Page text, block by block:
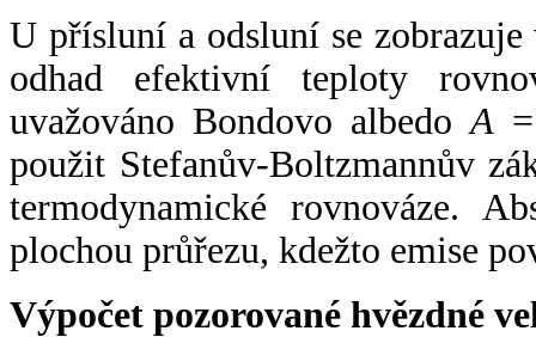
U přísluní a odsluní se
odhad efektivní teploty
uvažováno Bondovo albedoA
použit Stefanův-Boltzmannův
termodynamické rovnováze.
plochou průřezu, kdežto emise
Výpočet pozorované hvězdné